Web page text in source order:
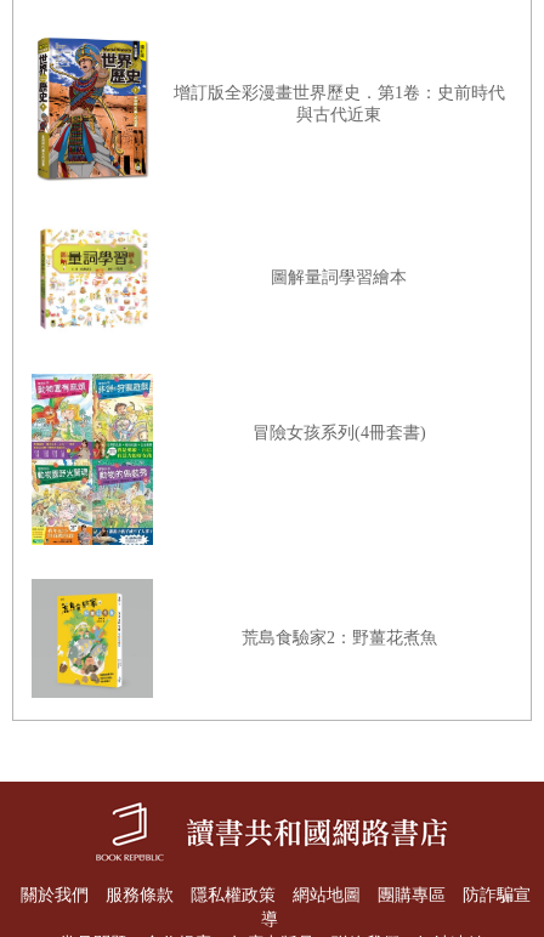
增訂版全彩漫畫世界歷史．第1卷：史前時代
與古代近東
圖解量詞學習繪本
冒險女孩系列(4冊套書)
荒島食驗家2：野薑花煮魚
關於我們 服務條款 隱私權政策 網站地圖 團購專區
防詐騙宣
導